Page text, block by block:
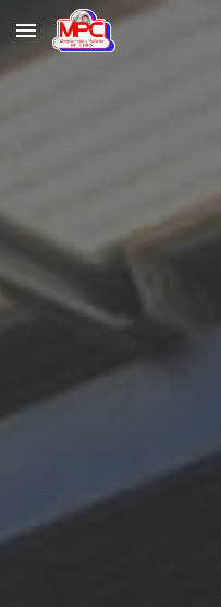
Skip to main content